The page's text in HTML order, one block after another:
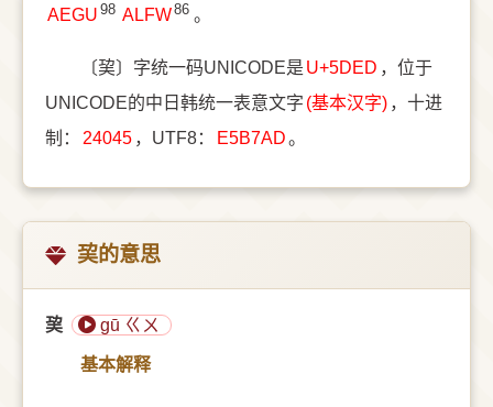
AEGU 98 ALFW86 。
〔巭〕字统一码UNICODE是 U+5DED ，位于
UNICODE的中日韩统一表意文字 (基本汉字) ，十进
制：
24045 ，UTF8： E5B7AD。
巭的意思
巭 gū ㄍㄨ
基本解释